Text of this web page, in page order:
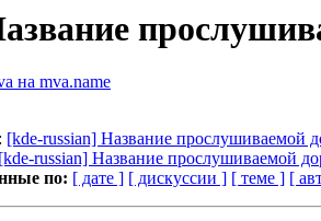
на mva.name
[kde-russian] Название прослушиваемой
[kde-russian] Название прослушиваемой
по: [ дате ] [ дискуссии ] [ теме ] [